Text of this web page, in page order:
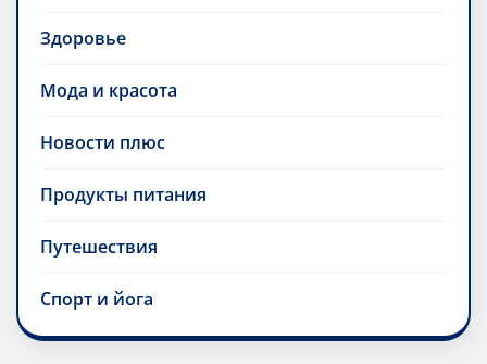
Здоровье
Мода и красота
Новости плюс
Продукты питания
Путешествия
Спорт и йога